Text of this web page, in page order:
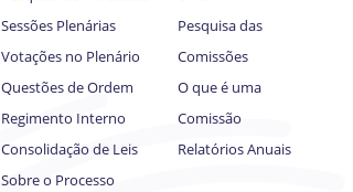
Sessões Plenárias
Votações no Plenário
Questões de Ordem
Regimento Interno
Consolidação de Leis
Sobre o Processo
Pesquisa das
Comissões
O que é uma
Comissão
Relatórios Anuais